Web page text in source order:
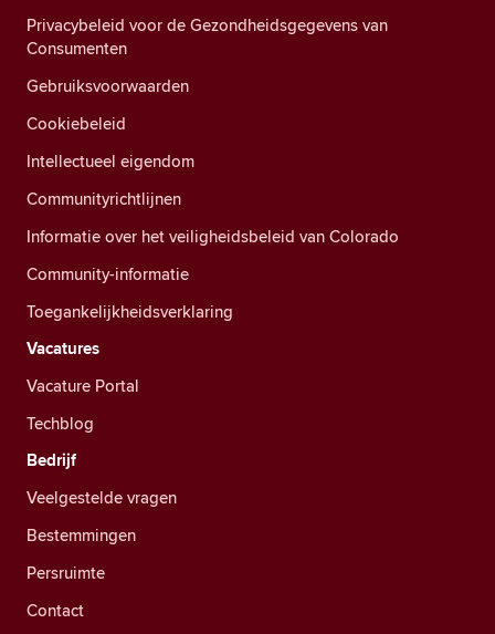
Privacybeleid voor de Gezondheidsgegevens van
Consumenten
Gebruiksvoorwaarden
Cookiebeleid
Intellectueel eigendom
Communityrichtlijnen
Informatie over het veiligheidsbeleid van Colorado
Community-informatie
Toegankelijkheidsverklaring
Vacatures
Vacature Portal
Techblog
Bedrijf
Veelgestelde vragen
Bestemmingen
Persruimte
Contact